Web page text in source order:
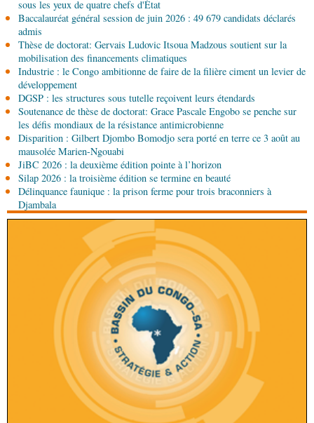
ambassadrice de la marque 1xBet Congo-
Brazzaville
06-08-2026 09:30
PolitiqueAssemblée nationale: la Commission
Ecofin s’imprègne des réalités du CHU-B
06-08-2026 08:45
PolitiqueVie des institutions : Pierre Ngolo et
Pierre Oba jettent les bases d’une collaboration
fructueuse
06-08-2026 08:30
Afrique-MondeCentrafrique : les sanctions de
l'ONU cachent la guerre silencieuse pour le
contrôle des ressources
sous les yeux de quatre chefs d'État
Baccalauréat général session de juin 2026 : 49 679 candidats déclarés
admis
Thèse de doctorat: Gervais Ludovic Itsoua Madzous soutient sur la
mobilisation des financements climatiques
Industrie : le Congo ambitionne de faire de la filière ciment un levier de
développement
DGSP : les structures sous tutelle reçoivent leurs étendards
Soutenance de thèse de doctorat: Grace Pascale Engobo se penche sur
les défis mondiaux de la résistance antimicrobienne
Disparition : Gilbert Djombo Bomodjo sera porté en terre ce 3 août au
mausolée Marien-Ngouabi
JiBC 2026 : la deuxième édition pointe à l’horizon
Silap 2026 : la troisième édition se termine en beauté
Délinquance faunique : la prison ferme pour trois braconniers à
Djambala